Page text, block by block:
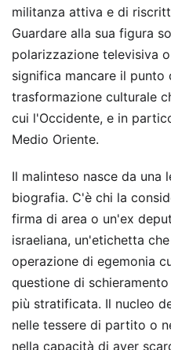
militanza attiva e di
Guardare alla sua figura
polarizzazione televisiva
significa mancare il punto
trasformazione culturale
cui l'Occidente, e in
Medio Oriente.
Il malinteso nasce da una
biografia. C'è chi la
firma di area o un'ex
israeliana, un'etichetta
operazione di egemonia
questione di
più stratificata. Il nucleo
nelle tessere di partito o
nella capacità di aver